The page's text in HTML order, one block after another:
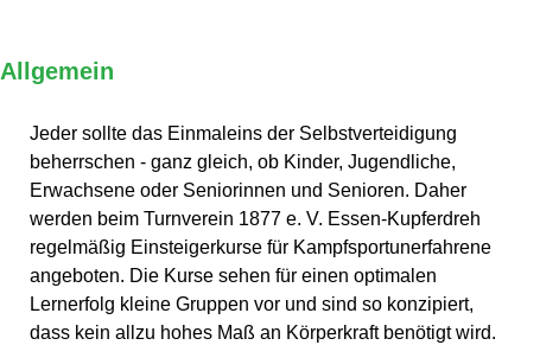
Allgemein
Jeder sollte das Einmaleins der Selbstverteidigung
beherrschen - ganz gleich, ob Kinder, Jugendliche,
Erwachsene oder Seniorinnen und Senioren. Daher
werden beim Turnverein 1877 e. V. Essen-Kupferdreh
regelmäßig Einsteigerkurse für Kampfsportunerfahrene
angeboten. Die Kurse sehen für einen optimalen
Lernerfolg kleine Gruppen vor und sind so konzipiert,
dass kein allzu hohes Maß an Körperkraft benötigt wird.